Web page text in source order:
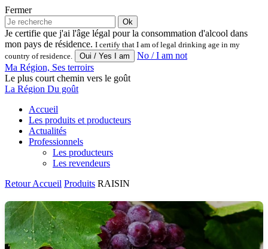
Fermer
Ok
Je certifie que j'ai l'âge légal pour la consommation d'alcool dans
mon pays de résidence. I certify that I am of legal drinking age in my
country of residence.
No / I am not
Ma Région, Ses terroirs
Le plus court chemin vers le goût
La Région Du goût
Accueil
Les produits et producteurs
Actualités
Professionnels
Les producteurs
Les revendeurs
RetourAccueil Produits RAISIN